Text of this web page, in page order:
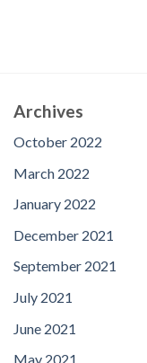
Archives
October 2022
March 2022
January 2022
December 2021
September 2021
July 2021
June 2021
May 2021